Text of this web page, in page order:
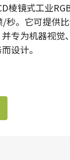
棱镜式工业
秒。它可提供
专为机器视觉
设计。